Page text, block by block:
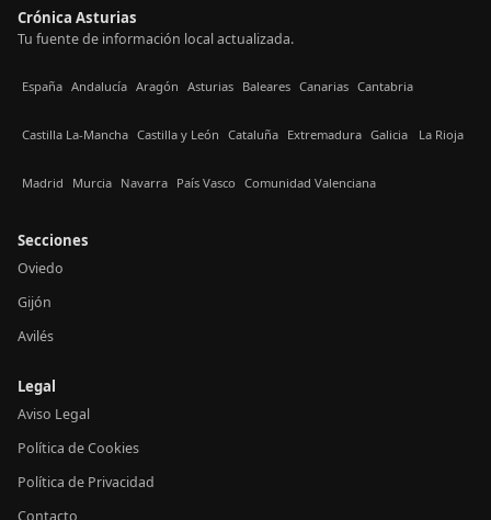
Crónica Asturias
Tu fuente de información local actualizada.
España Andalucía Aragón Asturias Baleares Canarias Cantabria
Castilla La-Mancha Castilla y León Cataluña Extremadura Galicia La Rioja
Madrid Murcia Navarra País Vasco Comunidad Valenciana
Secciones
Oviedo
Gijón
Avilés
Legal
Aviso Legal
Política de Cookies
Política de Privacidad
Contacto